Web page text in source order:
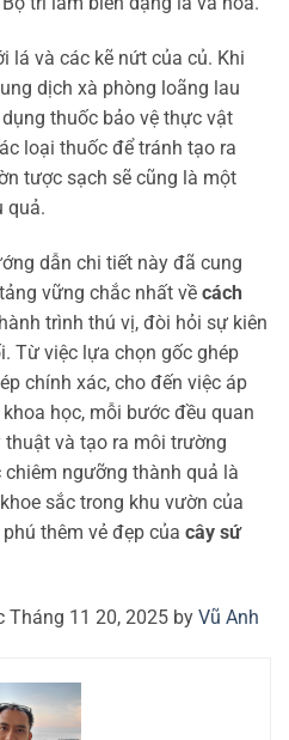
lá và các kẽ nứt của củ. Khi
dịch xà phòng loãng lau
thuốc bảo vệ thực vật
loại thuốc để tránh tạo ra
tược sạch sẽ cũng là một
quả.
dẫn chi tiết này đã cung
vững chắc nhất về cách
trình thú vị, đòi hỏi sự kiên
Từ việc lựa chọn gốc ghép
chính xác, cho đến việc áp
học, mỗi bước đều quan
và tạo ra môi trường
ngưỡng thành quả là
sắc trong khu vườn của
thêm vẻ đẹp của cây sứ
Tháng 11 20, 2025 by Vũ Anh